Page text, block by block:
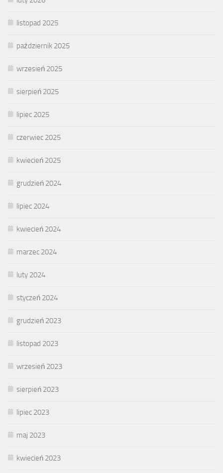
listopad 2025
październik 2025
wrzesień 2025
sierpień 2025
lipiec 2025
czerwiec 2025
kwiecień 2025
grudzień 2024
lipiec 2024
kwiecień 2024
marzec 2024
luty 2024
styczeń 2024
grudzień 2023
listopad 2023
wrzesień 2023
sierpień 2023
lipiec 2023
maj 2023
kwiecień 2023